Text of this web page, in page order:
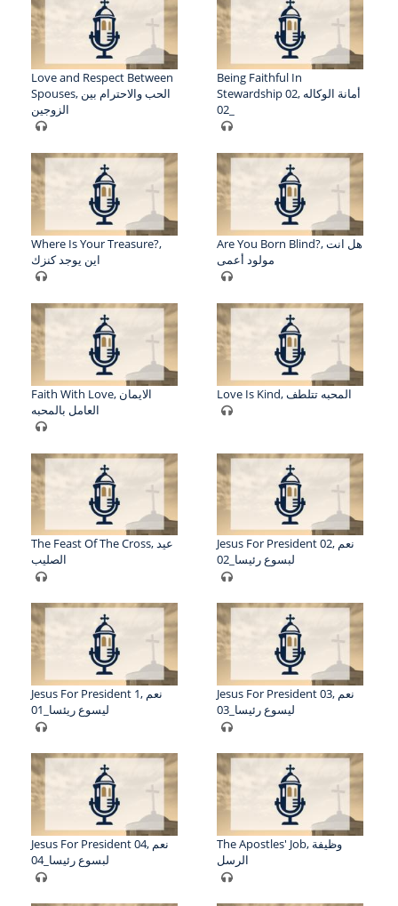
Love and Respect Between
Spouses, الحب والاحترام بين
الزوجين
Being Faithful In
Stewardship 02, أمانة الوكاله
_02
Where Is Your Treasure?,
اين يوجد كنزك
Are You Born Blind?, هل انت
مولود أعمى
Faith With Love, الايمان
العامل بالمحبه
Love Is Kind, المحبه تتلطف
The Feast Of The Cross, عيد
الصليب
Jesus For President 02, نعم
لبسوع رئيسا_02
Jesus For President 1, نعم
ليسوع ريئسا_01
Jesus For President 03, نعم
ليسوع رئيسا_03
Jesus For President 04, نعم
لبسوع رئيسا_04
The Apostles' Job, وظيفة
الرسل